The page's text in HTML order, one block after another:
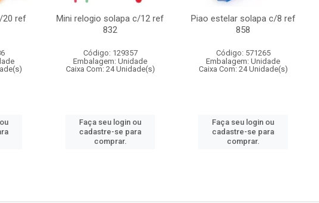
20 ref
Mini relogio solapa c/12 ref
832
Código: 129357
Embalagem: Unidade
Caixa Com: 24 Unidade(s)
Faça seu login ou
cadastre-se para
comprar.
Piao estelar solapa c/8 ref
858
Código: 571265
Embalagem: Unidade
Caixa Com: 24 Unidade(s)
Faça seu login ou
cadastre-se para
comprar.